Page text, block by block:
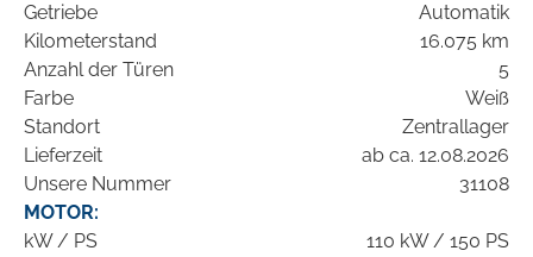
Getriebe
Automatik
Kilometerstand
16.075 km
Anzahl der Türen
5
Farbe
Weiß
Standort
Zentrallager
Lieferzeit
ab ca. 12.08.2026
Unsere Nummer
31108
MOTOR:
kW / PS
110 kW / 150 PS